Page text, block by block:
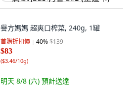
譽方媽媽 超爽口榨菜, 240g, 1罐
首購折扣價 40%$139
$83
($3.46/10g)
明天 8/8 (六) 預計送達